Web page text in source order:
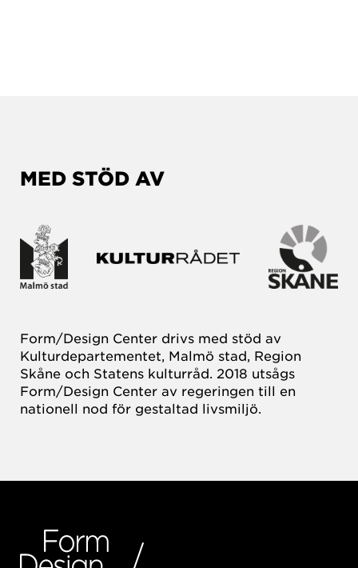
MED STÖD AV
Form/Design Center drivs med stöd av
Kulturdepartementet, Malmö stad, Region
Skåne och Statens kulturråd. 2018 utsågs
Form/Design Center av regeringen till en
nationell nod för gestaltad livsmiljö.